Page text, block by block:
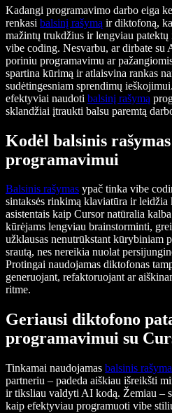
Kadangi programavimo darbo eiga
renkasi balsinį rašymą ir diktofoną,
mažintų trukdžius ir lengviau
vibe coding. Nesvarbu, ar dirbate su
poriniu programavimu ar
spartina kūrimą ir atlaisvina rankas
sudėtingesniam sprendimų
efektyviai naudoti balsinį rašymą
sklandžiai įtraukti balsu paremtą
Kodėl balsinis
programavimui
Balsinis rašymas ypač tinka vibe
sintaksės rinkimą klaviatūra ir
asistentais kaip Cursor natūralia
kūrėjams lengviau brainstorminti,
užklausas nenutrūkstant kūrybiniam
srautą, nes nereikia nuolat
Protingai naudojamas diktofonas
generuojant, refaktoruojant ar
ritme.
Geriausi diktofono
programavimui su
Tinkamai naudojamas balsinis
partneriu – padeda aiškiau išreikšti
ir tiksliau valdyti AI kodą. Žemiau –
kaip efektyviau programuoti vibe